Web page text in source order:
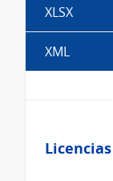
XLSX
XML
Licencias
Licencias